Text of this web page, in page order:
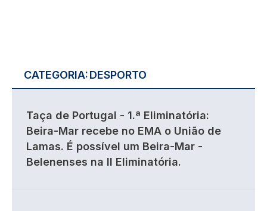
CATEGORIA:DESPORTO
Taça de Portugal - 1.ª Eliminatória:
Beira-Mar recebe no EMA o União de
Lamas. É possível um Beira-Mar -
Belenenses na II Eliminatória.